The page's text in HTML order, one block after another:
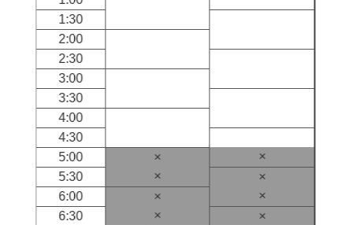
1:30
2:00
2:30
3:00
3:30
4:00
4:30
5:00
×
×
5:30
×
×
6:00
×
×
6:30
×
×